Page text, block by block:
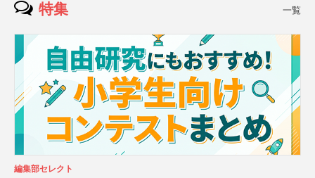
特集 一覧
編集部セレクト